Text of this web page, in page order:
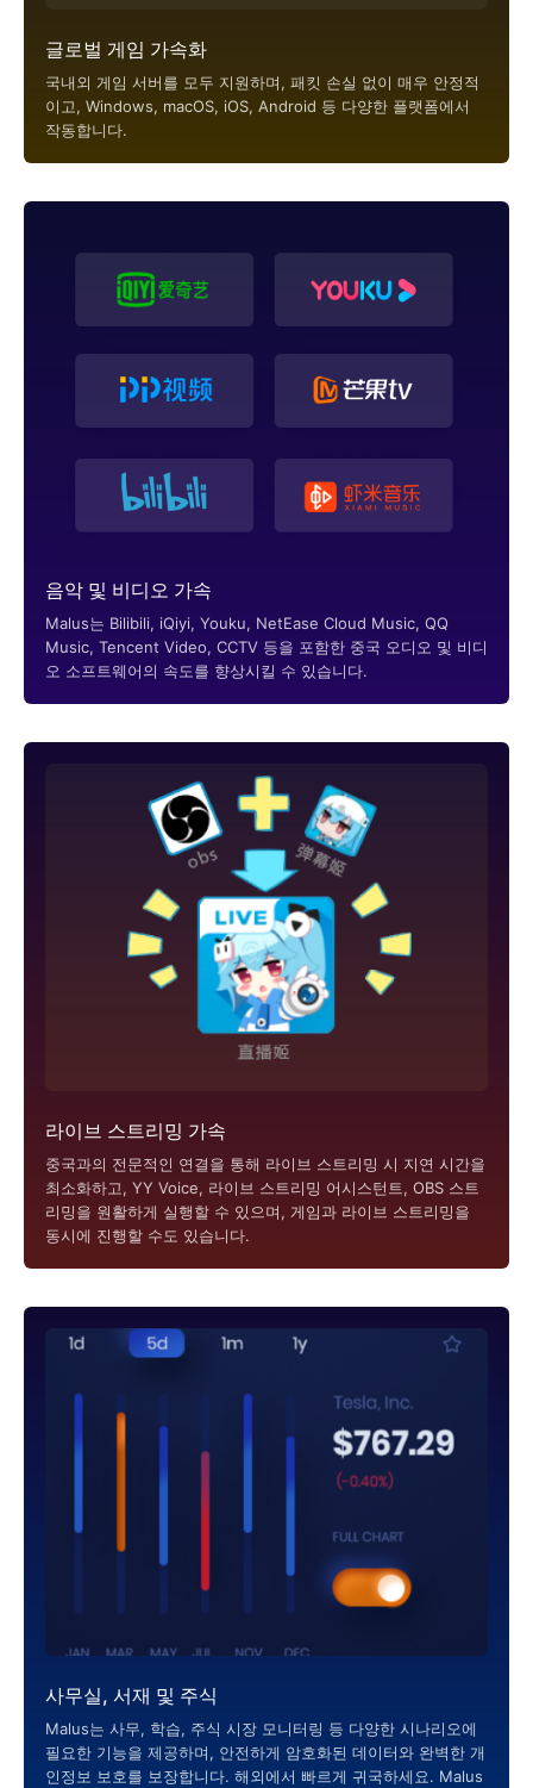
글로벌 게임 가속화
국내외 게임 서버를 모두 지원하며, 패킷 손실 없이 매우 안정적
이고, Windows, macOS, iOS, Android 등 다양한 플랫폼에서
작동합니다.
음악 및 비디오 가속
Malus는 Bilibili, iQiyi, Youku, NetEase Cloud Music, QQ
Music, Tencent Video, CCTV 등을 포함한 중국 오디오 및 비디
오 소프트웨어의 속도를 향상시킬 수 있습니다.
라이브 스트리밍 가속
중국과의 전문적인 연결을 통해 라이브 스트리밍 시 지연 시간을
최소화하고, YY Voice, 라이브 스트리밍 어시스턴트, OBS 스트
리밍을 원활하게 실행할 수 있으며, 게임과 라이브 스트리밍을
동시에 진행할 수도 있습니다.
사무실, 서재 및 주식
Malus는 사무, 학습, 주식 시장 모니터링 등 다양한 시나리오에
필요한 기능을 제공하며, 안전하게 암호화된 데이터와 완벽한 개
인정보 보호를 보장합니다. 해외에서 빠르게 귀국하세요. Malus